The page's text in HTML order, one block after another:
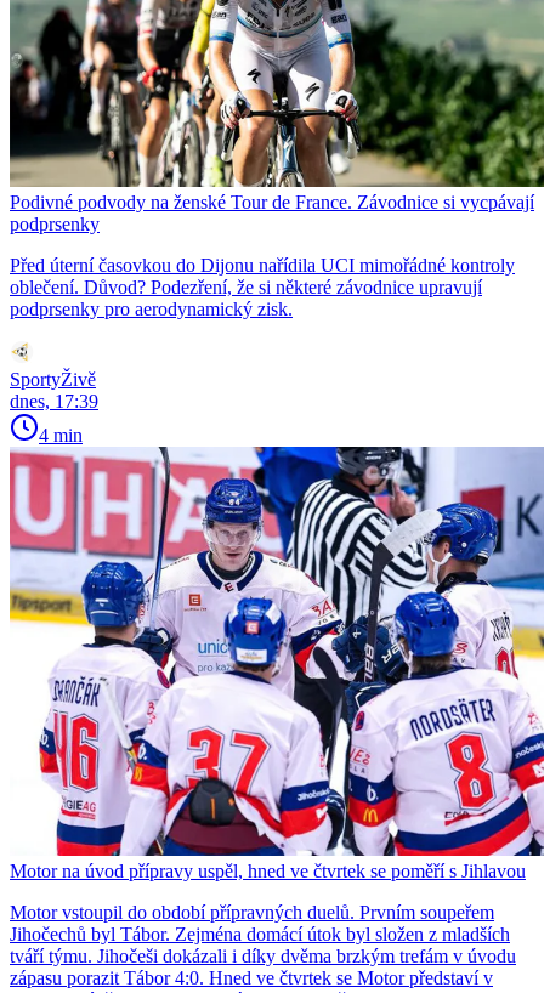
Podivné podvody na ženské Tour de France. Závodnice si vycpávají
podprsenky
Před úterní časovkou do Dijonu nařídila UCI mimořádné kontroly
oblečení. Důvod? Podezření, že si některé závodnice upravují
podprsenky pro aerodynamický zisk.
SportyŽivě
dnes, 17:39
4 min
Motor na úvod přípravy uspěl, hned ve čtvrtek se poměří s Jihlavou
Motor vstoupil do období přípravných duelů. Prvním soupeřem
Jihočechů byl Tábor. Zejména domácí útok byl složen z mladších
tváří týmu. Jihočeši dokázali i díky dvěma brzkým trefám v úvodu
zápasu porazit Tábor 4:0. Hned ve čtvrtek se Motor představí v